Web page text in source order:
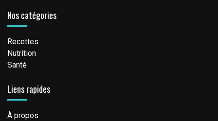
Nos catégories
Recettes
Nutrition
Santé
Liens rapides
À propos